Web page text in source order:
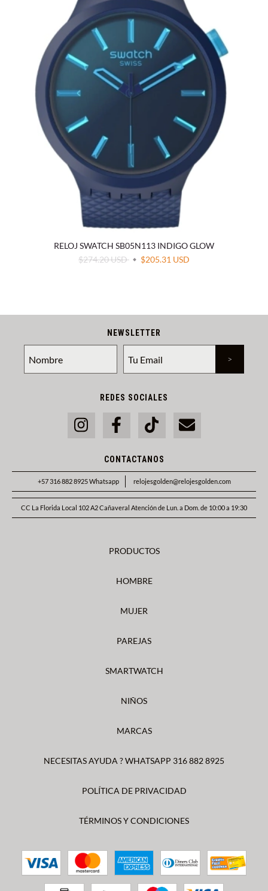
RELOJ SWATCH SB05N113 INDIGO GLOW
$274.20 USD
$205.31 USD
NEWSLETTER
REDES SOCIALES
CONTACTANOS
+57 316 882 8925 Whatsapp relojesgolden@relojesgolden.com
CC La Florida Local 102 A2 Cañaveral Atención de Lun. a Dom. de 10:00 a 19:30
PRODUCTOS
HOMBRE
MUJER
PAREJAS
SMARTWATCH
NIÑOS
MARCAS
NECESITAS AYUDA ? WHATSAPP 316 882 8925
POLÍTICA DE PRIVACIDAD
TÉRMINOS Y CONDICIONES